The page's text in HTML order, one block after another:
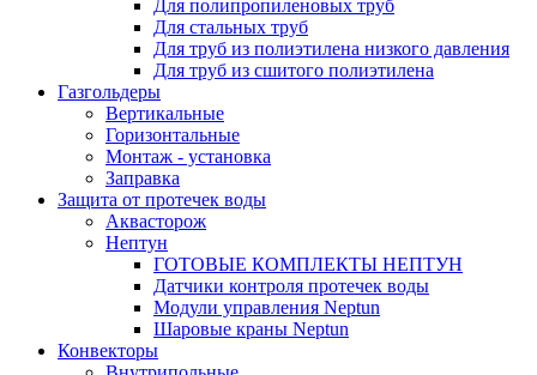
Для полипропиленовых труб
Для стальных труб
Для труб из полиэтилена низкого давления
Для труб из сшитого полиэтилена
Газгольдеры
Вертикальные
Горизонтальные
Монтаж - установка
Заправка
Защита от протечек воды
Аквасторож
Нептун
ГОТОВЫЕ КОМПЛЕКТЫ НЕПТУН
Датчики контроля протечек воды
Модули управления Neptun
Шаровые краны Neptun
Конвекторы